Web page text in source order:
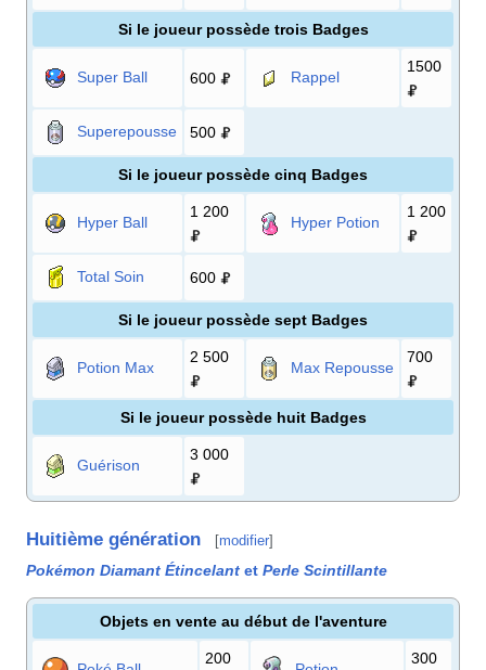
Si le joueur possède trois Badges
Super Ball 600 Rappel
1500
Superepousse 500
Si le joueur possède cinq Badges
Hyper Ball
1 200
Hyper Potion
1 200
Total Soin 600
Si le joueur possède sept Badges
Potion Max
2 500
Max Repousse
700
Si le joueur possède huit Badges
Guérison
3 000
Huitième génération [modifier]
Pokémon Diamant Étincelant et Perle Scintillante
Objets en vente au début de l'aventure
200 300